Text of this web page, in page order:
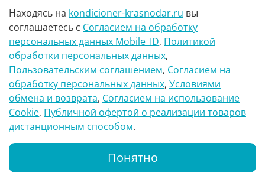
г Краснодар Ул Петра метальникова 23
8(900)29-888-66
info@kondicioner-krasnodar.ru
Находясь на kondicioner-krasnodar.ru вы
соглашаетесь с Согласием на обработку
персональных данных Mobile_ID, Политикой
обработки персональных данных,
Пользовательским соглашением, Согласием на
обработку персональных данных, Условиями
обмена и возврата, Согласием на использование
Сookie, Публичной офертой о реализации товаров
дистанционным способом.
Понятно